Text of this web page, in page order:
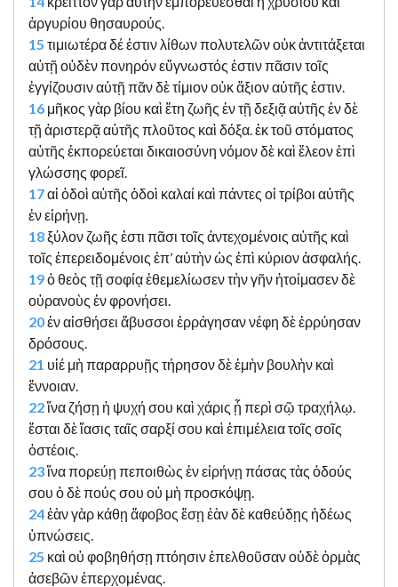
ἀργυρίου θησαυρούς.
15 τιμιωτέρα δέ ἐστιν λίθων πολυτελῶν οὐκ ἀντιτάξεται
αὐτῇ οὐδὲν πονηρόν εὔγνωστός ἐστιν πᾶσιν τοῖς
ἐγγίζουσιν αὐτῇ πᾶν δὲ τίμιον οὐκ ἄξιον αὐτῆς ἐστιν.
16 μῆκος γὰρ βίου καὶ ἔτη ζωῆς ἐν τῇ δεξιᾷ αὐτῆς ἐν δὲ
τῇ ἀριστερᾷ αὐτῆς πλοῦτος καὶ δόξα. ἐκ τοῦ στόματος
αὐτῆς ἐκπορεύεται δικαιοσύνη νόμον δὲ καὶ ἔλεον ἐπὶ
γλώσσης φορεῖ.
17αἱ ὁδοὶ αὐτῆς ὁδοὶ καλαί καὶ πάντες οἱ τρίβοι αὐτῆς
ἐν εἰρήνῃ.
18ξύλον ζωῆς ἐστι πᾶσι τοῖς ἀντεχομένοις αὐτῆς καὶ
τοῖς ἐπερειδομένοις ἐπ’ αὐτὴν ὡς ἐπὶ κύριον ἀσφαλής.
19ὁ θεὸς τῇ σοφίᾳ ἐθεμελίωσεν τὴν γῆν ἡτοίμασεν δὲ
οὐρανοὺς ἐν φρονήσει.
20ἐν αἰσθήσει ἄβυσσοι ἐρράγησαν νέφη δὲ ἐρρύησαν
δρόσους.
21 υἱέ μὴ παραρρυῇς τήρησον δὲ ἐμὴν βουλὴν καὶ
ἔννοιαν.
22ἵνα ζήσῃ ἡ ψυχή σου καὶ χάρις ᾖ περὶ σῷ τραχήλῳ.
ἔσται δὲ ἴασις ταῖς σαρξί σου καὶ ἐπιμέλεια τοῖς σοῖς
ὀστέοις.
23ἵνα πορεύῃ πεποιθὼς ἐν εἰρήνῃ πάσας τὰς ὁδούς
σου ὁ δὲ πούς σου οὐ μὴ προσκόψῃ.
24ἐὰν γὰρ κάθῃ ἄφοβος ἔσῃ ἐὰν δὲ καθεύδῃς ἡδέως
ὑπνώσεις.
25 καὶ οὐ φοβηθήσῃ πτόησιν ἐπελθοῦσαν οὐδὲ ὁρμὰς
ἀσεβῶν ἐπερχομένας.